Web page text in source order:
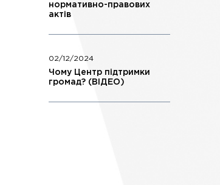
нормативно-правових
актів
02/12/2024
Чому Центр підтримки
громад? (ВІДЕО)